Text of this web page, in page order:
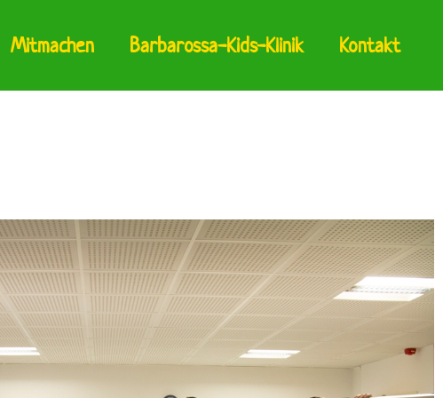
Mitmachen Barbarossa-Kids-Klinik Kontakt